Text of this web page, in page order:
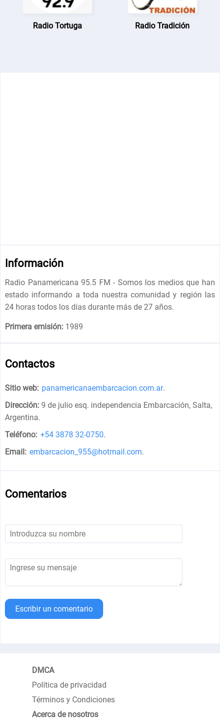
Radio Tortuga Radio Tradición
Información
Radio Panamericana 95.5 FM - Somos los medios que han
estado informando a toda nuestra comunidad y región las
24 horas todos los días durante más de 27 años.
Primera emisión: 1989
Contactos
Sitio web: panamericanaembarcacion.com.ar.
Dirección: 9 de julio esq. independencia Embarcación, Salta,
Argentina.
Teléfono: +54 3878 32-0750.
Email: embarcacion_955@hotmail.com.
Comentarios
Escribir un comentario
DMCA
Política de privacidad
Términos y Condiciones
Acerca de nosotros